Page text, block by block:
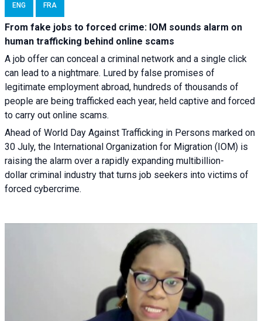
ENG FRA
From fake jobs to forced crime: IOM sounds alarm on
human trafficking behind online scams
A job offer can conceal a criminal network and a single click
can lead to a nightmare. Lured by false promises of
legitimate employment abroad, hundreds of thousands of
people are being trafficked each year, held captive and forced
to carry out online scams.
Ahead of World Day Against Trafficking in Persons marked on
30 July, the International Organization for Migration (IOM) is
raising the alarm over a rapidly expanding multibillion-
dollar criminal industry that turns job seekers into victims of
forced cybercrime.